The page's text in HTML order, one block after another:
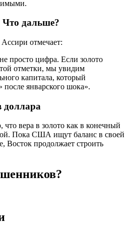
Что дальше?
отмечает:
просто цифра. Если золото
отметки, мы увидим
капитала, который
после январского шока».
что вера в золото как в конечный
Пока США ищут баланс в своей
Восток продолжает строить